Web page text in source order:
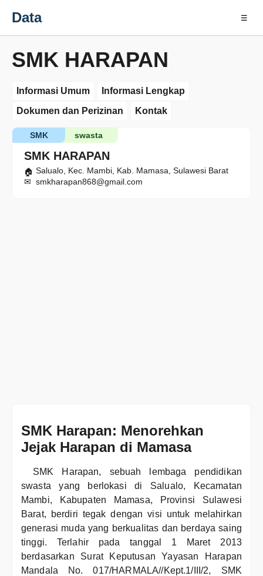
Data ☰
SMK HARAPAN
Informasi Umum
Informasi Lengkap
Dokumen dan Perizinan
Kontak
SMK HARAPAN
swasta
SMK
Salualo, Kec. Mambi, Kab. Mamasa, Sulawesi Barat
smkharapan868@gmail.com
SMK Harapan: Menorehkan
Jejak Harapan di Mamasa
SMK Harapan, sebuah lembaga pendidikan
swasta yang berlokasi di Salualo, Kecamatan
Mambi, Kabupaten Mamasa, Provinsi Sulawesi
Barat, berdiri tegak dengan visi untuk melahirkan
generasi muda yang berkualitas dan berdaya saing
tinggi. Terlahir pada tanggal 1 Maret 2013
berdasarkan Surat Keputusan Yayasan Harapan
Mandala No. 017/HARMALA//Kept.1/III/2, SMK